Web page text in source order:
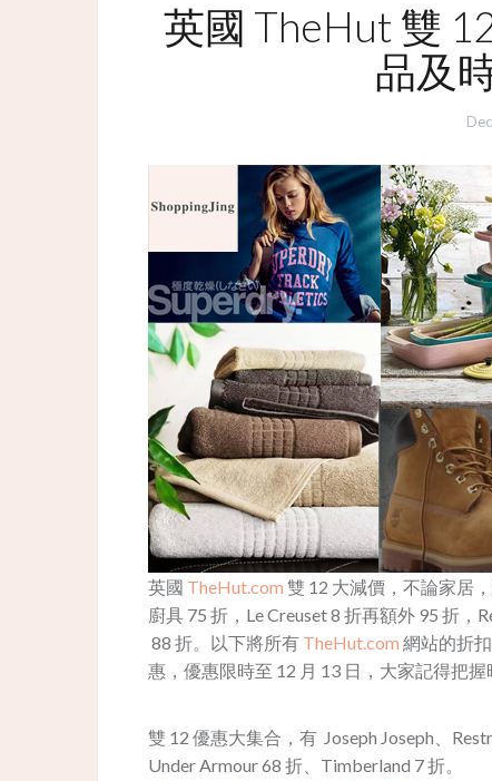
英國 TheHut 雙
品及
英國 TheHut.com 雙 12 大減價，不論家居
廚具 75 折，Le Creuset 8 折再額外 95 折
88 折。以下將所有 TheHut.com 網站的折
惠，優惠限時至 12 月 13 日，大家記得把握
雙 12 優惠大集合，有 Joseph Joseph、
Under Armour 68 折、Timberland 7 折。